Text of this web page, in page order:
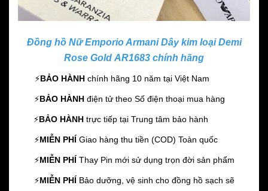
Đồng hồ Nữ Emporio Armani Dây kim loại Demi
Rose Gold AR1683 chính hãng
⚡️BẢO HÀNH chính hãng 10 năm tại Việt Nam
⚡️BẢO HÀNH điện tử theo Số điện thoại mua hàng
⚡️BẢO HÀNH trực tiếp tại Trung tâm bảo hành
⚡️MIỄN PHÍ Giao hàng thu tiền (COD) Toàn quốc
⚡️MIỄN PHÍ Thay Pin mới sử dụng trọn đời sản phẩm
⚡️MIỄN PHÍ Bảo dưỡng, vệ sinh cho đồng hồ sạch sẽ